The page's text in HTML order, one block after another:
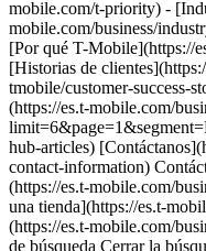
mobile.com/t-priority) -
mobile.com/business/
[Por qué T-Mobile](https://
[Historias de
tmobile/customer-success-
(https://es.t-mobile.com/
hub-articles)
contact-information)
(https://es.t-mobile.com/
una tienda](https://es.t-
(https://es.t-mobile.com/
de búsqueda Cerrar la